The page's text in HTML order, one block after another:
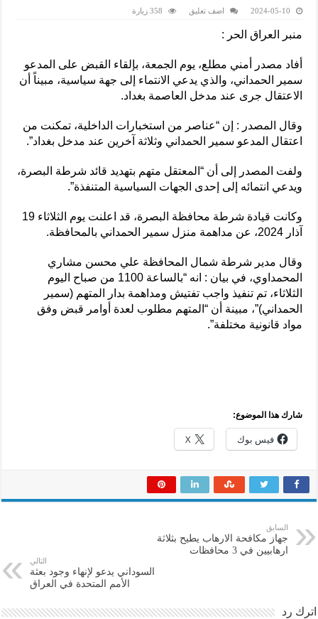
2024-05-10 اضف تعليق 358 زيارة
منبر العراق الحر :
أفاد مصدر أمني مطلع، يوم الجمعة، بإلقاء القبض على المدعو
سمير الحمداني، والذي يدعي الانتماء إلى جهة سياسية، مبيناً أن
الاعتقال جرى عند مدخل العاصمة بغداد.
وقال المصدر : إن “عناصر من استخبارات الداخلية، تمكنت من
اعتقال المدعو سمير الحمداني وثلاثة آخرين عند مدخل بغداد”.
ولفت المصدر إلى أن “المعتقل متهم بتهديد قائد شرطة البصرة،
ويدعي انتمائه إلى إحدى الجهات السياسية المتنفذة”.
وكانت قيادة شرطة محافظة البصرة، قد اعلنت يوم الثلاثاء 19
آذار 2024، عن مداهمة منزل سمير الحمداني بالمحافظة.
وقال مدير شرطة شمال المحافظة علي محسن مشاري
المحمداوي، في بيان : انه “بالساعة 1100 من صباح اليوم
الثلاثاء، تم تنفيذ واجب تفتيش ومداهمة بدار المتهم (سمير
الحمداني)”، مبينة أن “المتهم مطلوب لعدة أوامر قبض وفق
مواد قانونية مختلفة”.
شارك هذا الموضوع:
فيس بوك X
السابق
جهاز مكافحة الارهاب يطيح بثلاثة
ارهابيين في 3 محافظات
التالي
السوداني يدعو لإنهاء وجود بعثة
الأمم المتحدة في العراق
اترك رد